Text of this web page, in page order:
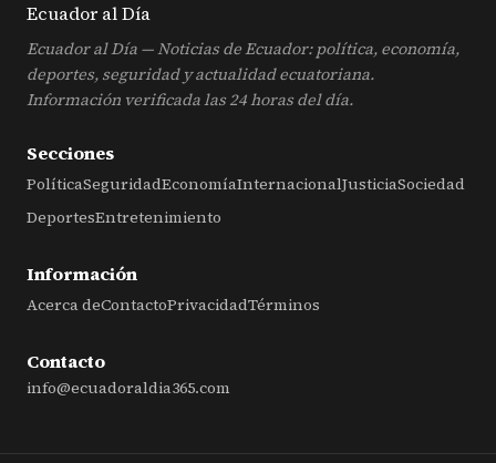
Ecuador alDía
Ecuador al Día — Noticias de Ecuador: política, economía,
deportes, seguridad y actualidad ecuatoriana.
Información verificada las 24 horas del día.
Secciones
PolíticaSeguridadEconomíaInternacionalJusticiaSociedad
DeportesEntretenimiento
Información
Acerca deContactoPrivacidadTérminos
Contacto
info@ecuadoraldia365.com